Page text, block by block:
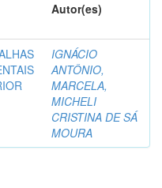
Autor(es)
IGNÁCIO
ANTÔNIO,
MARCELA,
MICHELI
CRISTINA DE SÁ
MOURA